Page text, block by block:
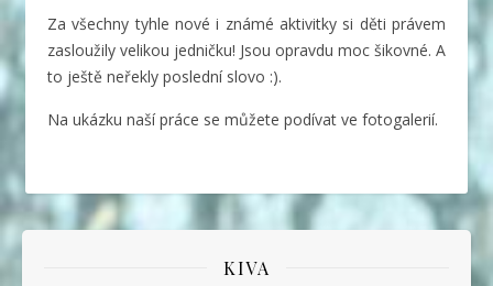
Za všechny tyhle nové i známé aktivitky si děti právem
zasloužily velikou jedničku! Jsou opravdu moc šikovné. A
to ještě neřekly poslední slovo :).
Na ukázku naší práce se můžete podívat ve fotogalerií.
KIVA